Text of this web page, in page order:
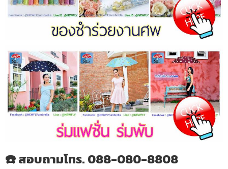
☎️ สอบถามโทร. 088-080-8808